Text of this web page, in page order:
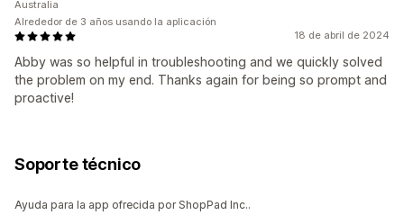
18 de abril de 2024
Abby was so helpful in troubleshooting and we quickly solved
the problem on my end. Thanks again for being so prompt and
proactive!
Australia
Alrededor de 3 años usando la aplicación
Soporte técnico
Ayuda para la app ofrecida por ShopPad Inc..